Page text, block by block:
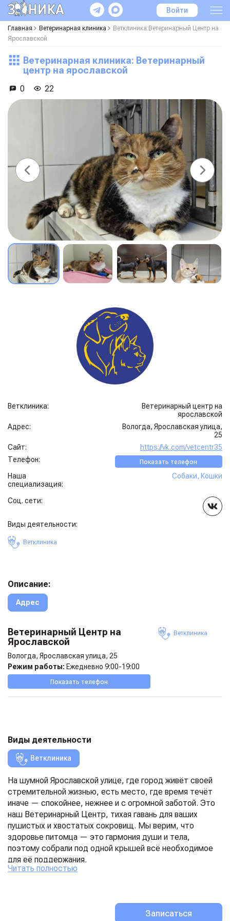
Войти
Главная Ветеринарная клиника
Ветклиника:Ветеринарный Центр на
Ярославской
Ветеринарная клиника: Ветеринарный
центр на ярославской
0 22
Описание:
Адрес
Ветеринарный Центр на
Ярославской
Вологда, Ярославская улица, 25
Режим работы: Ежедневно 9:00-19:00
Показать телефон
Ветклиника
Виды деятельности
Ветклиника
На шумной Ярославской улице, где город живёт своей
стремительной жизнью, есть место, где время течёт
иначе — спокойнее, нежнее и с огромной заботой. Это
наш Ветеринарный Центр, тихая гавань для ваших
пушистых и хвостатых сокровищ. Мы верим, что
здоровье питомца — это гармония души и тела,
поэтому собрали под одной крышей всё необходимое
для её поддержания.
причину её недомогания. Верному псу нужна сложная
операция? Хирурги нашей ветеринарной клиники для
Читать полностью
Записаться
Ветклиника:
Ветеринарный центр на
ярославской
Адрес:
Вологда, Ярославская улица,
25
Сайт:
https://vk.com/vetcentr35
Телефон:
Показать телефон
Наша
специализация:
Собаки, Кошки
Соц. сети:
Виды деятельности:
Ветклиника